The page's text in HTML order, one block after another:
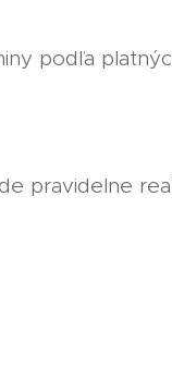
podľa
pravidelne